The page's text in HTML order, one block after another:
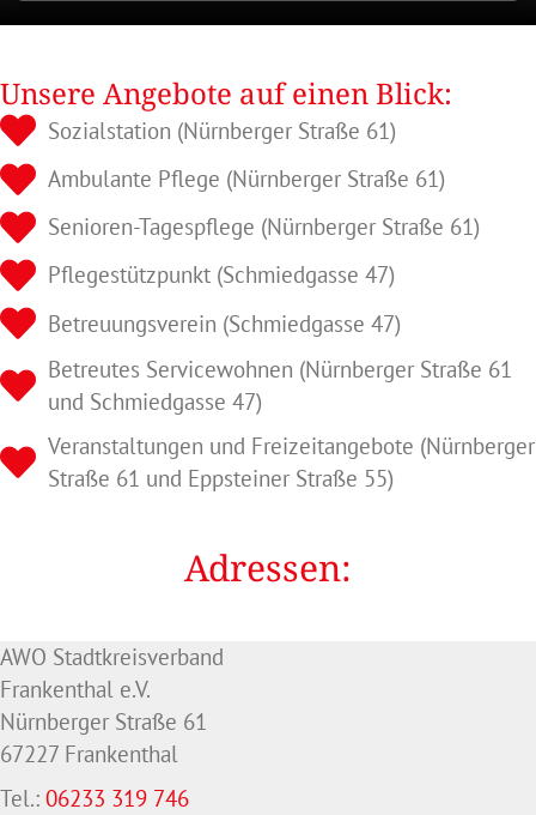
Unsere Angebote auf einen Blick:
Sozialstation (Nürnberger Straße 61)
Ambulante Pflege (Nürnberger Straße 61)
Senioren-Tagespflege (Nürnberger Straße 61)
Pflegestützpunkt (Schmiedgasse 47)
Betreuungsverein (Schmiedgasse 47)
Betreutes Servicewohnen (Nürnberger Straße 61
und Schmiedgasse 47)
Veranstaltungen und Freizeitangebote (Nürnberger
Straße 61 und Eppsteiner Straße 55)
Adressen:
AWO Stadtkreisverband
Frankenthal e.V.
Nürnberger Straße 61
67227 Frankenthal
Tel.: 06233 319 746